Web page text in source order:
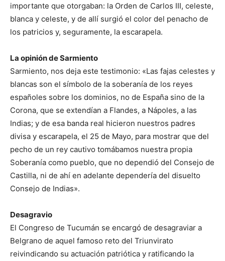
importante que otorgaban: la Orden de Carlos III, celeste,
blanca y celeste, y de allí surgió el color del penacho de
los patricios y, seguramente, la escarapela.
La opinión de Sarmiento
Sarmiento, nos deja este testimonio: «Las fajas celestes y
blancas son el símbolo de la soberanía de los reyes
españoles sobre los dominios, no de España sino de la
Corona, que se extendían a Flandes, a Nápoles, a las
Indias; y de esa banda real hicieron nuestros padres
divisa y escarapela, el 25 de Mayo, para mostrar que del
pecho de un rey cautivo tomábamos nuestra propia
Soberanía como pueblo, que no dependió del Consejo de
Castilla, ni de ahí en adelante dependería del disuelto
Consejo de Indias».
Desagravio
El Congreso de Tucumán se encargó de desagraviar a
Belgrano de aquel famoso reto del Triunvirato
reivindicando su actuación patriótica y ratificando la